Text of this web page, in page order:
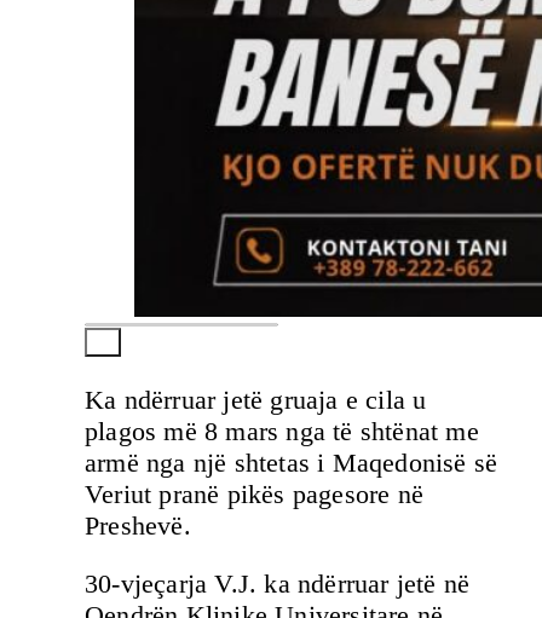
Ka ndërruar jetë gruaja e cila u
plagos më 8 mars nga të shtënat me
armë nga një shtetas i Maqedonisë së
Veriut pranë pikës pagesore në
Preshevë.
30-vjeçarja V.J. ka ndërruar jetë në